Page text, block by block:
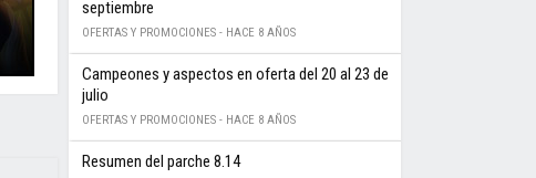
septiembre
OFERTAS Y PROMOCIONES - HACE 8 AÑOS
Campeones y aspectos en oferta del 20 al 23 de
julio
OFERTAS Y PROMOCIONES - HACE 8 AÑOS
Resumen del parche 8.14